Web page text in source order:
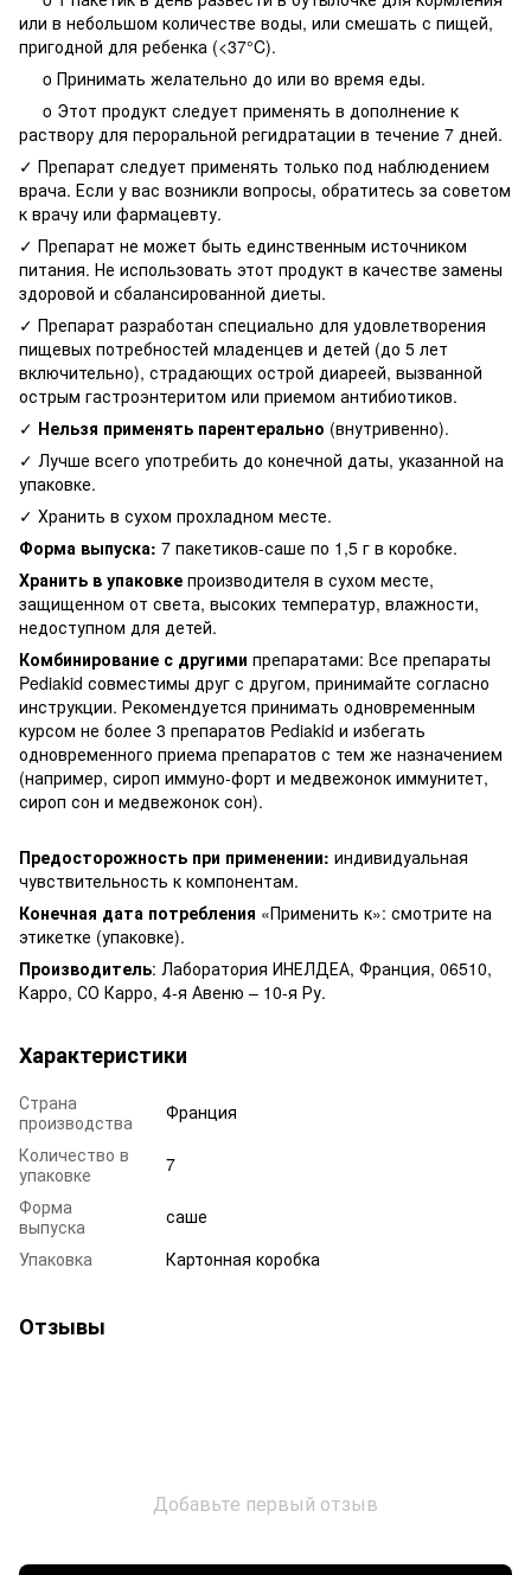
или в небольшом количестве воды, или смешать с пищей,
пригодной для ребенка (<37°C).
o Принимать желательно до или во время еды.
o Этот продукт следует применять в дополнение к
раствору для пероральной регидратации в течение 7 дней.
✓ Препарат следует применять только под наблюдением
врача. Если у вас возникли вопросы, обратитесь за советом
к врачу или фармацевту.
✓ Препарат не может быть единственным источником
питания. Не использовать этот продукт в качестве замены
здоровой и сбалансированной диеты.
✓ Препарат разработан специально для удовлетворения
пищевых потребностей младенцев и детей (до 5 лет
включительно), страдающих острой диареей, вызванной
острым гастроэнтеритом или приемом антибиотиков.
✓ Нельзя применять парентерально (внутривенно).
✓ Лучше всего употребить до конечной даты, указанной на
упаковке.
✓ Хранить в сухом прохладном месте.
Форма выпуска: 7 пакетиков-саше по 1,5 г в коробке.
Хранить в упаковке производителя в сухом месте,
защищенном от света, высоких температур, влажности,
недоступном для детей.
Комбинирование с другими препаратами: Все препараты
Pediakid совместимы друг с другом, принимайте согласно
инструкции. Рекомендуется принимать одновременным
курсом не более 3 препаратов Pediakid и избегать
одновременного приема препаратов с тем же назначением
(например, сироп иммуно-форт и медвежонок иммунитет,
сироп сон и медвежонок сон).
Предосторожность при применении: индивидуальная
чувствительность к компонентам.
Конечная дата потребления «Применить к»: смотрите на
этикетке (упаковке).
Производитель: Лаборатория ИНЕЛДЕА, Франция, 06510,
Карро, СО Карро, 4-я Авеню – 10-я Ру.
Характеристики
Страна
производства
Франция
Количество в
упаковке
7
Форма
выпуска
саше
Упаковка
Картонная коробка
Отзывы
Добавьте первый отзыв